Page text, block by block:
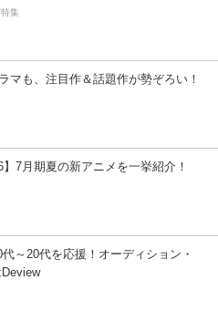
集
マも、注目作＆話題作が勢ぞろい！
】7月期夏の新アニメを一挙紹介！
～20代を応援！オーディション・